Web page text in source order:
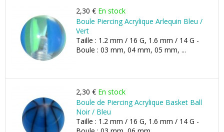
2,30 € En stock
Boule Piercing Acrylique Arlequin Bleu /
Vert
Taille : 1.2 mm / 16 G, 1.6 mm / 14 G -
Boule : 03 mm, 04 mm, 05 mm, ...
2,30 € En stock
Boule de Piercing Acrylique Basket Ball
Noir / Bleu
Taille : 1.2 mm / 16 G, 1.6 mm / 14 G -